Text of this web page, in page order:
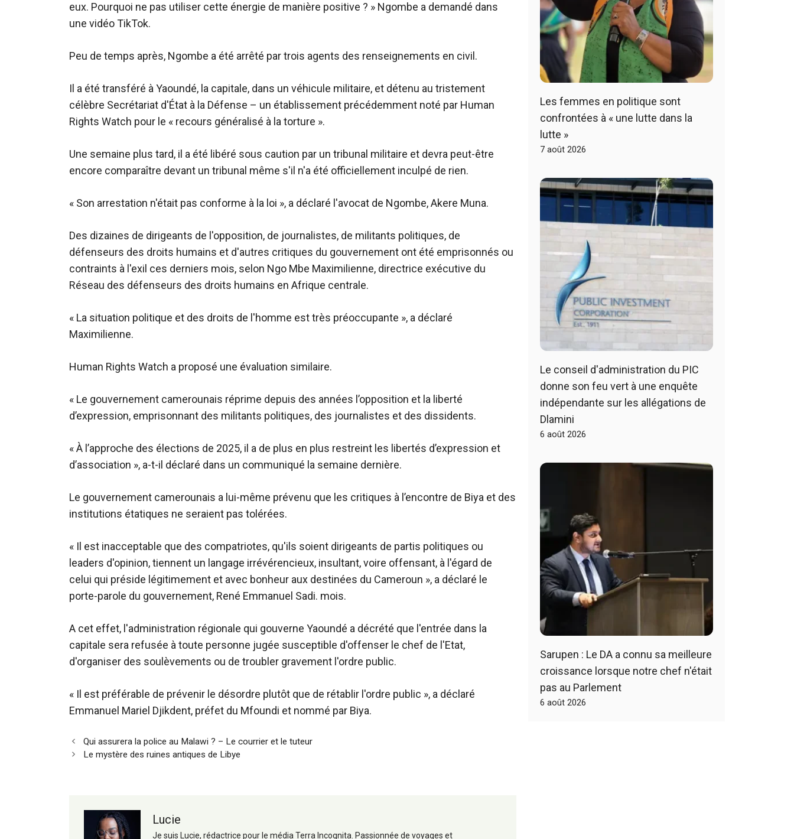
eux. Pourquoi ne pas utiliser cette énergie de manière positive ? » Ngombe a demandé dans
une vidéo TikTok.
Peu de temps après, Ngombe a été arrêté par trois agents des renseignements en civil.
Il a été transféré à Yaoundé, la capitale, dans un véhicule militaire, et détenu au tristement
célèbre Secrétariat d'État à la Défense – un établissement précédemment noté par Human
Rights Watch pour le « recours généralisé à la torture ».
Une semaine plus tard, il a été libéré sous caution par un tribunal militaire et devra peut-être
encore comparaître devant un tribunal même s'il n'a été officiellement inculpé de rien.
« Son arrestation n'était pas conforme à la loi », a déclaré l'avocat de Ngombe, Akere Muna.
Des dizaines de dirigeants de l'opposition, de journalistes, de militants politiques, de
défenseurs des droits humains et d'autres critiques du gouvernement ont été emprisonnés ou
contraints à l'exil ces derniers mois, selon Ngo Mbe Maximilienne, directrice exécutive du
Réseau des défenseurs des droits humains en Afrique centrale.
« La situation politique et des droits de l'homme est très préoccupante », a déclaré
Maximilienne.
Human Rights Watch a proposé une évaluation similaire.
« Le gouvernement camerounais réprime depuis des années l’opposition et la liberté
d’expression, emprisonnant des militants politiques, des journalistes et des dissidents.
« À l’approche des élections de 2025, il a de plus en plus restreint les libertés d’expression et
d’association », a-t-il déclaré dans un communiqué la semaine dernière.
Le gouvernement camerounais a lui-même prévenu que les critiques à l’encontre de Biya et des
institutions étatiques ne seraient pas tolérées.
« Il est inacceptable que des compatriotes, qu'ils soient dirigeants de partis politiques ou
leaders d'opinion, tiennent un langage irrévérencieux, insultant, voire offensant, à l'égard de
celui qui préside légitimement et avec bonheur aux destinées du Cameroun », a déclaré le
porte-parole du gouvernement, René Emmanuel Sadi. mois.
A cet effet, l'administration régionale qui gouverne Yaoundé a décrété que l'entrée dans la
capitale sera refusée à toute personne jugée susceptible d'offenser le chef de l'Etat,
d'organiser des soulèvements ou de troubler gravement l'ordre public.
« Il est préférable de prévenir le désordre plutôt que de rétablir l'ordre public », a déclaré
Emmanuel Mariel Djikdent, préfet du Mfoundi et nommé par Biya.
Navigation
des
Qui assurera la police au Malawi ? – Le courrier et le tuteur
Le mystère des ruines antiques de Libye
Lucie
Je suis Lucie, rédactrice pour le média Terra Incognita. Passionnée de voyages et
Les femmes en politique sont
confrontées à « une lutte dans la
lutte »
7 août 2026
Le conseil d'administration du PIC
donne son feu vert à une enquête
indépendante sur les allégations de
Dlamini
6 août 2026
Sarupen : Le DA a connu sa meilleure
croissance lorsque notre chef n'était
pas au Parlement
6 août 2026